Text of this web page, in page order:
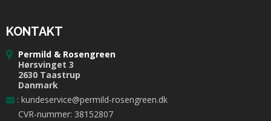
KONTAKT
Permild & Rosengreen
Hørsvinget 3
2630 Taastrup
Danmark
: kundeservice@permild-rosengreen.dk
CVR-nummer: 38152807